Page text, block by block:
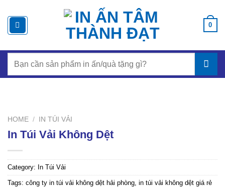
đến
nội
0
for:
HOME / IN TÚI VẢI
In Túi Vải Không Dệt
Category: In Túi Vải
Tags: công ty in túi vải không dệt hải phòng in túi vải không dệt giá rẻ